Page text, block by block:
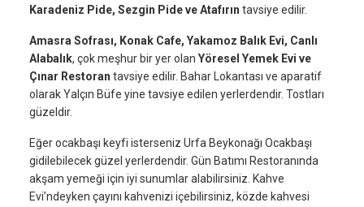
Karadeniz Pide, Sezgin Pide ve Atafırın tavsiye edilir.
Amasra Sofrası, Konak Cafe, Yakamoz Balık Evi, Canlı
Alabalık, çok meşhur bir yer olan Yöresel Yemek Evi ve
Çınar Restoran tavsiye edilir. Bahar Lokantası ve aparatif
olarak Yalçın Büfe yine tavsiye edilen yerlerdendir. Tostları
güzeldir.
Eğer ocakbaşı keyfi isterseniz Urfa Beykonağı Ocakbaşı
gidilebilecek güzel yerlerdendir. Gün Batımı Restoranında
akşam yemeği için iyi sunumlar alabilirsiniz. Kahve
Evi’ndeyken çayını kahvenizi içebilirsiniz, közde kahvesi